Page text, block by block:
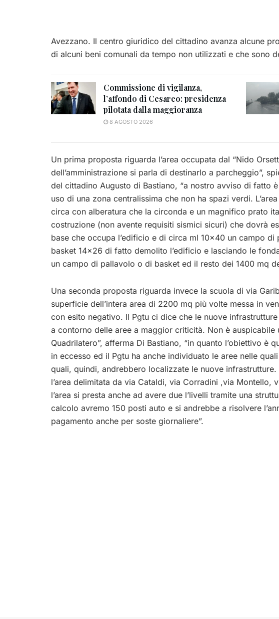
Avezzano. Il centro giuridico del cittadino avanza alcune
di alcuni beni comunali da tempo non utilizzati e che sono
Commissione di vigilanza,
l’affondo di Cesareo: presidenza
pilotata dalla maggioranza
8 AGOSTO 2026
Un prima proposta riguarda l’area occupata dal “Nido
dell’amministrazione si parla di destinarlo a parcheggio”,
del cittadino Augusto di Bastiano, “a nostro avviso di fatto
uso di una zona centralissima che non ha spazi verdi.
circa con alberatura che la circonda e un magnifico prato
costruzione (non avente requisiti sismici sicuri) che dovrà
base che occupa l’edificio e di circa ml 10×40 un campo
basket 14×26 di fatto demolito l’edificio e lasciando le
un campo di pallavolo o di basket ed il resto dei 1400 mq
Una seconda proposta riguarda invece la scuola di via
superficie dell’intera area di 2200 mq più volte messa in
con esito negativo. Il Pgtu ci dice che le nuove
a contorno delle aree a maggior criticità. Non è auspicabile
Quadrilatero”, afferma Di Bastiano, “in quanto l’obiettivo è
in eccesso ed il Pgtu ha anche individuato le aree nelle
quali, quindi, andrebbero localizzate le nuove
l’area delimitata da via Cataldi, via Corradini ,via Montello,
l’area si presta anche ad avere due l’livelli tramite una
calcolo avremo 150 posti auto e si andrebbe a risolvere
pagamento anche per soste giornaliere”.